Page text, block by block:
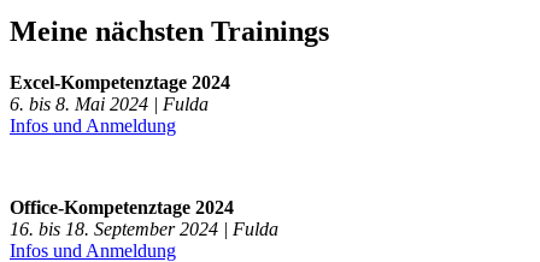
Meine nächsten Trainings
Excel-Kompetenztage 2024
6. bis 8. Mai 2024 | Fulda
Infos und Anmeldung
Office-Kompetenztage 2024
16. bis 18. September 2024 | Fulda
Infos und Anmeldung